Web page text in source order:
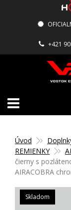
+421
Úvod
REMIENKY
čierny s
AIRACOBRA
Skladom